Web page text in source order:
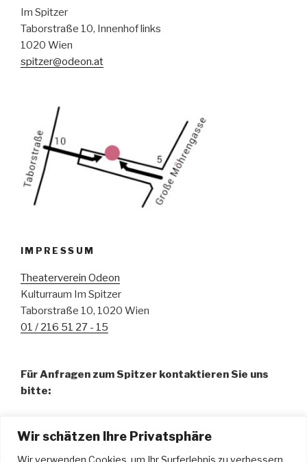
Wir schätzen Ihre Privatsphäre
Wir verwenden Cookies, um Ihr Surferlebnis zu verbessern,
Im Spitzer
Taborstraße 10, Innenhof links
1020 Wien
spitzer@odeon.at
IMPRESSUM
Theaterverein Odeon
Kulturraum Im Spitzer
Taborstraße 10, 1020 Wien
01 / 216 51 27 - 15
Für Anfragen zum Spitzer kontaktieren Sie uns
bitte:
01 / 216 51 27 - 15
spitzer@odeon.at